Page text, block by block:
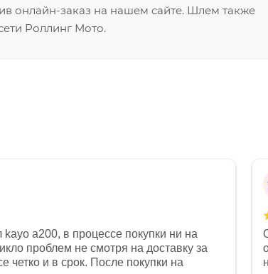
онлайн-заказ на нашем сайте. Шлем также
Роллинг Мото.
kayo a200, в процессе покупки ни на
проблем не смотря на доставку за
четко и в срок. После покупки на